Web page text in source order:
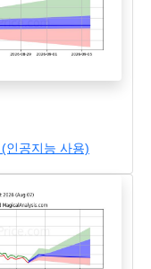
인공지능 사용)